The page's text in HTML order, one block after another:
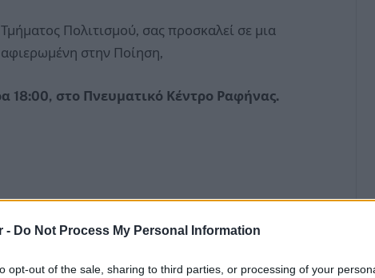
- Do Not Process My Personal Information
opt-out of the sale, sharing to third parties, or processing of your
Πολιτισμού, σας προσκαλεί σε μια
στην Ποίηση,
18:00, στο Πνευματικό Κέντρο Ραφήνας.